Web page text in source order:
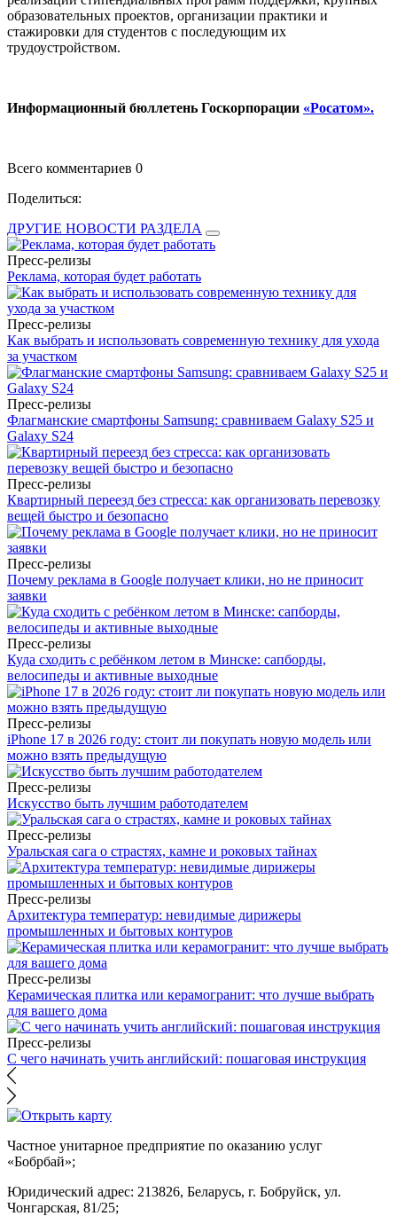
образовательных проектов, организации практики и
стажировки для студентов с последующим их
трудоустройством.
Информационный бюллетень Госкорпорации «Росатом».
Всего комментариев 0
Поделиться:
ДРУГИЕ НОВОСТИ РАЗДЕЛА
Пресс-релизы
Реклама, которая будет работать
Пресс-релизы
Как выбрать и использовать современную технику для ухода
за участком
Пресс-релизы
Флагманские смартфоны Samsung: сравниваем Galaxy S25 и
Galaxy S24
Пресс-релизы
Квартирный переезд без стресса: как организовать перевозку
вещей быстро и безопасно
Пресс-релизы
Почему реклама в Google получает клики, но не приносит
заявки
Пресс-релизы
Куда сходить с ребёнком летом в Минске: сапборды,
велосипеды и активные выходные
Пресс-релизы
iPhone 17 в 2026 году: стоит ли покупать новую модель или
можно взять предыдущую
Пресс-релизы
Искусство быть лучшим работодателем
Пресс-релизы
Уральская сага о страстях, камне и роковых тайнах
Пресс-релизы
Архитектура температур: невидимые дирижеры
промышленных и бытовых контуров
Пресс-релизы
Керамическая плитка или керамогранит: что лучше выбрать
для вашего дома
Пресс-релизы
С чего начинать учить английский: пошаговая инструкция
Частное унитарное предприятие по оказанию услуг
«Бобрбай»;
Юридический адрес: 213826, Беларусь, г. Бобруйск, ул.
Чонгарская, 81/25;